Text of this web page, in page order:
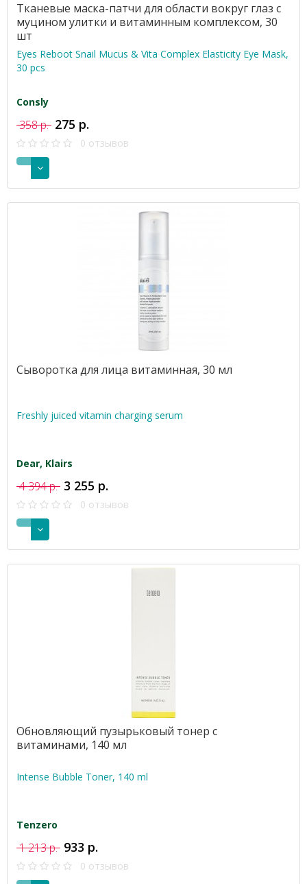
Тканевые маска-патчи для области вокруг глаз с
муцином улитки и витаминным комплексом, 30
шт
Eyes Reboot Snail Mucus & Vita Complex Elasticity Eye Mask,
30 pcs
Consly
358 р. 275 р.
0 отзывов
Сыворотка для лица витаминная, 30 мл
Freshly juiced vitamin charging serum
Dear, Klairs
4 394 р. 3 255 р.
0 отзывов
Обновляющий пузырьковый тонер с
витаминами, 140 мл
Intense Bubble Toner, 140 ml
Tenzero
1 213 р. 933 р.
0 отзывов